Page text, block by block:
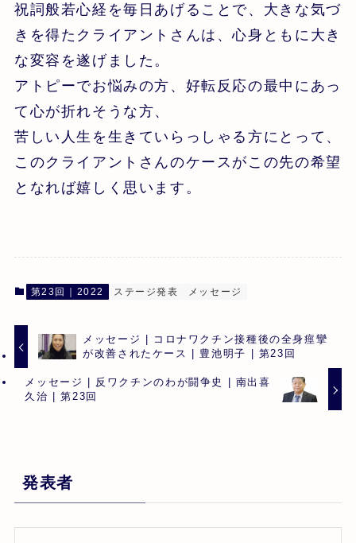
祝詞般若心経を毎日あげることで、大きな気づ
きを得たクライアントさんは、心身ともに大き
な変容を遂げました。
アトピーでお悩みの方、好転反応の最中にあっ
て心が折れそうな方、
苦しい人生を生きていらっしゃる方にとって、
このクライアントさんのケースがこの先の希望
となれば嬉しく思います。
第23回｜2022 ステージ発表 メッセージ
メッセージ | コロナワクチン接種後の全身痙攣
が改善されたケース | 豊池明子 | 第23回
メッセージ | 反ワクチンのわが闘争史 | 南出喜
久治 | 第23回
発表者